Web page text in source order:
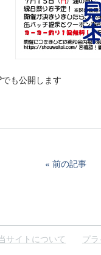
も公開します
前の記事
サイトについて プ